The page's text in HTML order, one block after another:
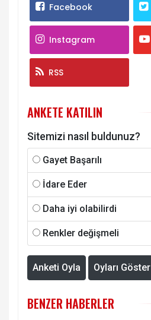
Facebook
Instagram
RSS
ANKETE KATILIN
Sitemizi nasıl buldunuz?
Gayet Başarılı
İdare Eder
Daha iyi olabilirdi
Renkler değişmeli
Anketi Oyla Oyları Göster
BENZER HABERLER